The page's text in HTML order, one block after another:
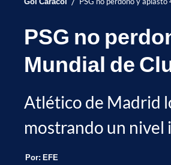
PSG no
Mundial de
Atlético de Madrid
mostrando un nivel
Por: EFE